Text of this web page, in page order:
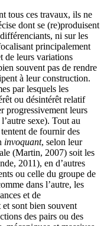
tous ces travaux, ils ne
dont se (re)produisent
ni sur les
principalement
de leurs variations
souvent pas de rendre
à leur construction.
par lesquels les
ou désintérêt relatif
progressivement leurs
sexe). Tout au
de fournir des
invoquant, selon leur
(Martin, 2007) soit les
2011), en d’autres
ou celle du groupe de
dans l’autre, les
et de
sont bien souvent
des pairs ou des